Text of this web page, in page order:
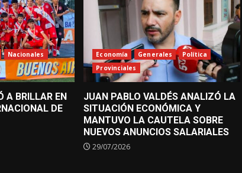
Nacionales
A BRILLAR EN
DE
Economía Generales
Política
Provinciales
JUAN PABLO VALDÉS ANALIZÓ LA
SITUACIÓN ECONÓMICA Y
MANTUVO LA CAUTELA SOBRE
NUEVOS ANUNCIOS SALARIALES
29/07/2026